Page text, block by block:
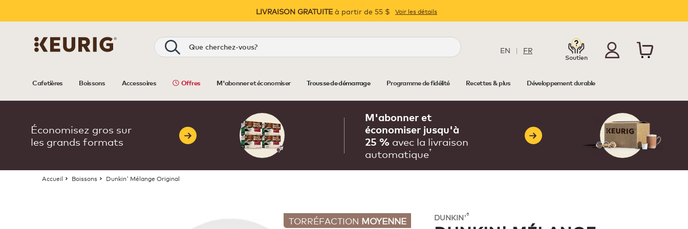
Pause
LIVRAISON GRATUITE à partir de 55 $ Voir les détails
Recherche EN | FR
Soutien
Cafetières Boissons Accessoires Offres M'abonner et économiser Trousse de démarrage Programme de fidélité Recettes & plus Développement durable
Économisez gros sur
les grands formats
M'abonner et
économiser jusqu'à
25 % avec la livraison
automatique†
Accueil Boissons Dunkin' Mélange Original
TORRÉFACTION MOYENNE DUNKIN'®